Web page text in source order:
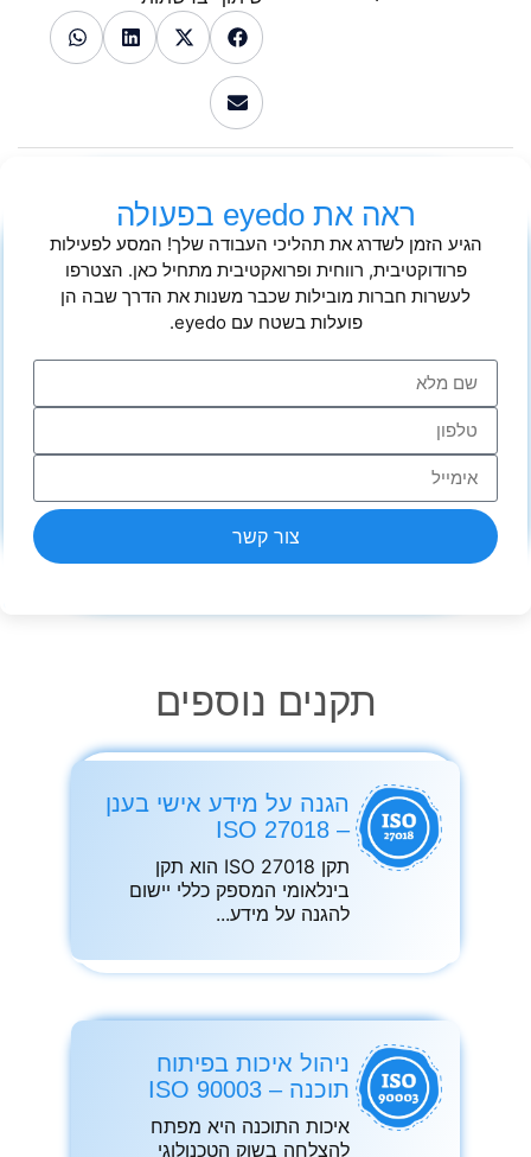
ראה את eyedo בפעולה
הגיע הזמן לשדרג את תהליכי העבודה שלך! המסע לפעילות
פרודוקטיבית, רווחית ופרואקטיבית מתחיל כאן. הצטרפו
לעשרות חברות מובילות שכבר משנות את הדרך שבה הן
פועלות בשטח עם eyedo.
צור קשר
תקנים נוספים
הגנה על מידע אישי בענן
– ISO 27018
תקן ISO 27018 הוא תקן
בינלאומי המספק כללי יישום
להגנה על מידע
ניהול איכות בפיתוח
תוכנה – ISO 90003
איכות התוכנה היא מפתח
להצלחה בשוק הטכנולוגי